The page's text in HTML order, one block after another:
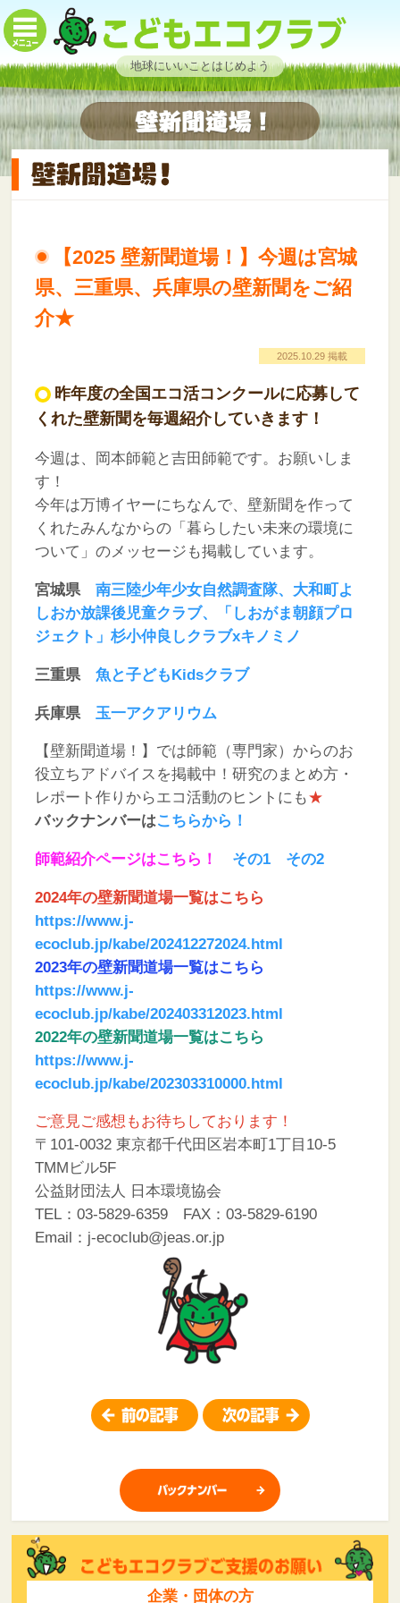
地球にいいことはじめよう
【2025 壁新聞道場！】今週は宮城
県、三重県、兵庫県の壁新聞をご紹
介★
2025.10.29 掲載
昨年度の全国エコ活コンクールに応募して
くれた壁新聞を毎週紹介していきます！
今週は、岡本師範と吉田師範です。お願いしま
す！
今年は万博イヤーにちなんで、壁新聞を作って
くれたみんなからの「暮らしたい未来の環境に
ついて」のメッセージも掲載しています。
宮城県 南三陸少年少女自然調査隊、大和町よ
しおか放課後児童クラブ、「しおがま朝顔プロ
ジェクト」杉小仲良しクラブxキノミノ
三重県 魚と子どもKidsクラブ
兵庫県 玉一アクアリウム
【壁新聞道場！】では師範（専門家）からのお
役立ちアドバイスを掲載中！研究のまとめ方・
レポート作りからエコ活動のヒントにも★
バックナンバーはこちらから ！
師範紹介ページはこちら！ その1 その2
2024年の壁新聞道場一覧はこちら
https://www.j-
ecoclub.jp/kabe/202412272024.html
2023年の壁新聞道場一覧はこちら
https://www.j-
ecoclub.jp/kabe/202403312023.html
2022年の壁新聞道場一覧はこちら
https://www.j-
ecoclub.jp/kabe/202303310000.html
ご意見ご感想もお待ちしております！
〒101-0032 東京都千代田区岩本町1丁目10-5
TMMビル5F
公益財団法人 日本環境協会
TEL：03-5829-6359 FAX：03-5829-6190
Email：j-ecoclub@jeas.or.jp
企業・団体の方